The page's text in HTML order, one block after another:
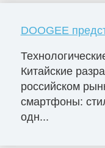
DOOGEE
Китайские
российском
смартфоны:
одн...